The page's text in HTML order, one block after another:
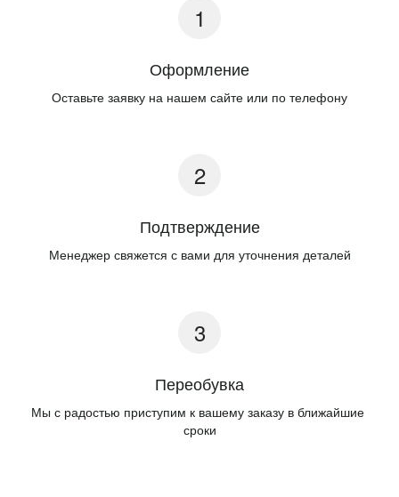
Оформление
Оставьте заявку на нашем сайте или по телефону
Подтверждение
Менеджер свяжется с вами для уточнения деталей
Переобувка
Мы с радостью приступим к вашему заказу в ближайшие
сроки